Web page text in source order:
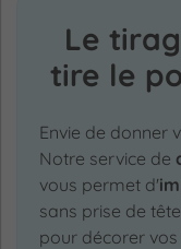
Le
tire le
Envie de donner
Notre service de
vous permet d'
sans prise de
pour décorer